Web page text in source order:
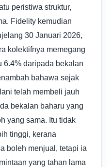
peristiwa struktur,
Fidelity kemudian
30 Januari 2026,
kolektifnya memegang
6.4% daripada bekalan
bahawa sejak
telah membeli jauh
bekalan baharu yang
yang sama. Itu tidak
tinggi, kerana
boleh menjual, tetapi ia
yang tahan lama